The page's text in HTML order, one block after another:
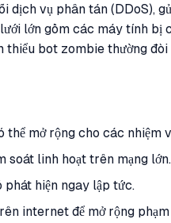
dịch vụ phân tán (DDoS),
lớn gồm các máy tính
thiểu bot zombie thường
mở rộng cho các nhiệm
soát linh hoạt trên mạng lớn.
phát hiện ngay lập tức.
internet để mở rộng